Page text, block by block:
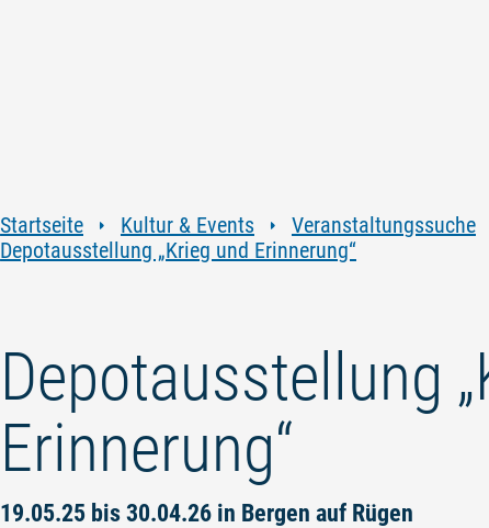
Startseite Kultur & Events
Veranstaltungssuche
Depotausstellung „Krieg und Erinnerung“
Depotausstellung
Erinnerung“
19.05.25 bis 30.04.26 in Bergen auf Rügen